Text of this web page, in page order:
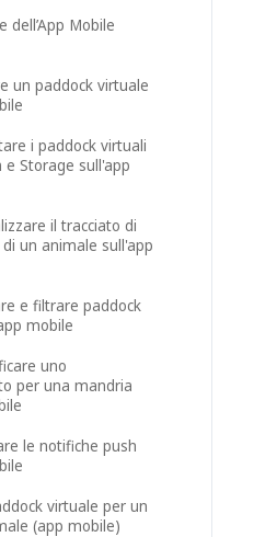
dell’App Mobile
un paddock virtuale
i paddock virtuali
Storage sull'app
il tracciato di
un animale sull'app
e filtrare paddock
mobile
uno
per una mandria
le notifiche push
virtuale per un
(app mobile)